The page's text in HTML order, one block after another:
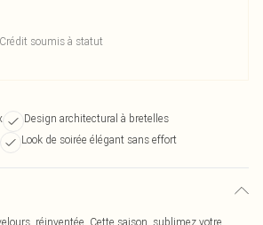
soumis à statut
Design architectural à bretelles
Look de soirée élégant sans effort
réinventée. Cette saison, sublimez votre